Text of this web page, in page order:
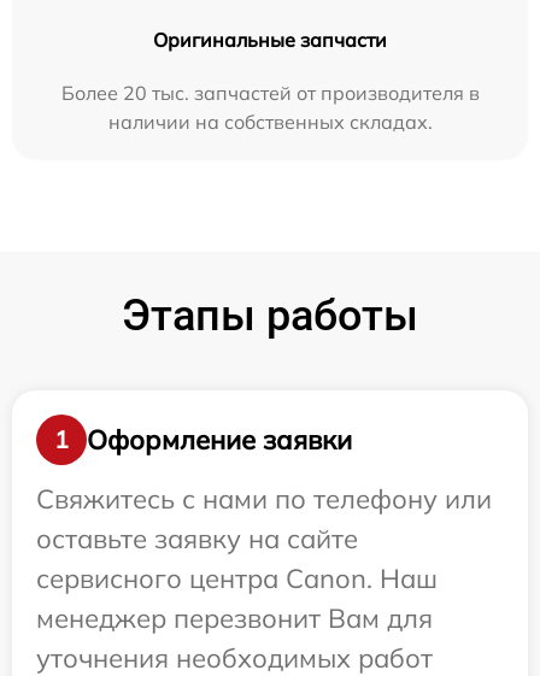
Оригинальные запчасти
Более 20 тыс. запчастей от производителя в
наличии на собственных складах.
Этапы работы
1
Оформление заявки
Свяжитесь с нами по телефону или
оставьте заявку на сайте
сервисного центра Canon. Наш
менеджер перезвонит Вам для
уточнения необходимых работ